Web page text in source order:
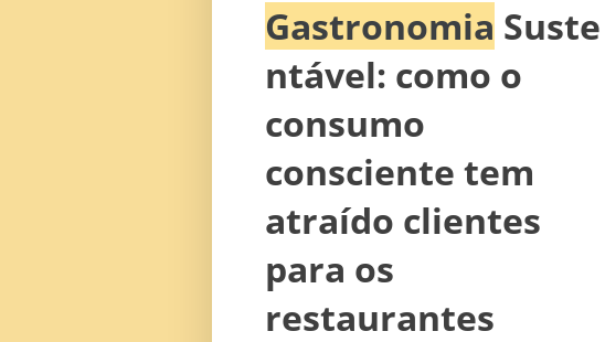
Gastronomia Suste
ntável: como o
consumo
consciente tem
atraído clientes
para os
restaurantes